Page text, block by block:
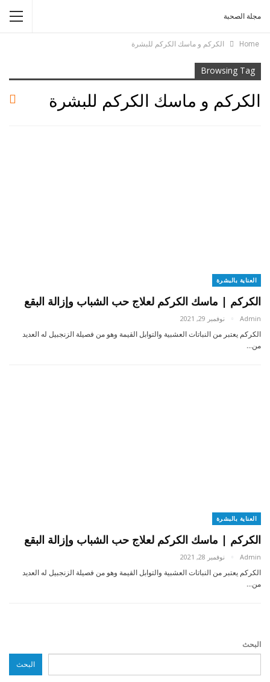
مجلة الصحبة
Home الكركم و ماسك الكركم للبشرة
Browsing Tag
الكركم و ماسك الكركم للبشرة
العناية بالبشرة
الكركم | ماسك الكركم لعلاج حب الشباب وإزالة البقع
Admin نوفمبر 29, 2021
الكركم يعتبر من النباتات العشبية والتوابل القيمة وهو من فصيلة الزنجبيل له العديد
من…
العناية بالبشرة
الكركم | ماسك الكركم لعلاج حب الشباب وإزالة البقع
Admin نوفمبر 28, 2021
الكركم يعتبر من النباتات العشبية والتوابل القيمة وهو من فصيلة الزنجبيل له العديد
من…
البحث
البحث